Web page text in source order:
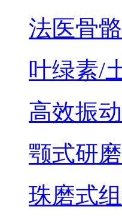
法医骨
叶绿素/
高效振
颚式研
珠磨式